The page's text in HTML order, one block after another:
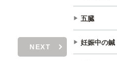
NEXT
五臓
妊娠中の鍼